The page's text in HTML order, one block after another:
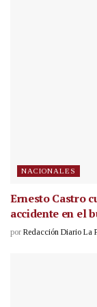
NACIONALES
Ernesto Castro
accidente en el
por Redacción Diario La